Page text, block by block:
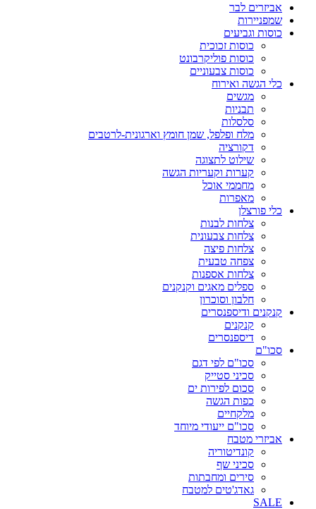
אביזרים לבר
שמפניירות
כוסות וגביעים
כוסות זכוכית
כוסות פוליקרבונט
כוסות צבעוניים
כלי הגשה ואירוח
מגשים
תבניות
סלסלות
מלח ופלפל, שמן חומץ וארגונית-לרטבים
דקורציה
שילוט לתצוגה
קערות וקעריות הגשה
מחממי אוכל
מאפרות
כלי פורצלן
צלחות לבנות
צלחות צבעונית
צלחות פיצה
צפחה טבעית
צלחות אספנות
ספלים מאגים וקנקנים
חלבון וסוכרון
קנקנים ודיספנסרים
קנקנים
דיספנסרים
סכו"ם
סכו"ם לפי דגם
סכיני סטייק
סכום לפירות ים
כפות הגשה
מלקחיים
סכו"ם ייעודי מיוחד
אביזרי מטבח
קונדיטוריה
סכיני שף
סירים ומחבתות
גאדג'טים למטבח
SALE